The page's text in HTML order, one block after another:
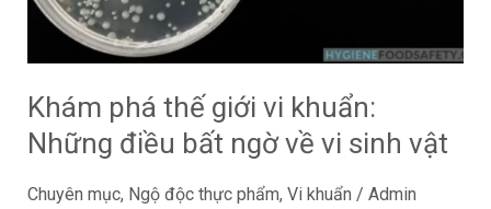
Khám phá thế giới vi khuẩn:
Những điều bất ngờ về vi sinh vật
Chuyên mục, Ngộ độc thực phẩm, Vi khuẩn / Admin
điều
về
vi
vật